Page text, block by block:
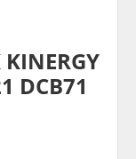
DCB71